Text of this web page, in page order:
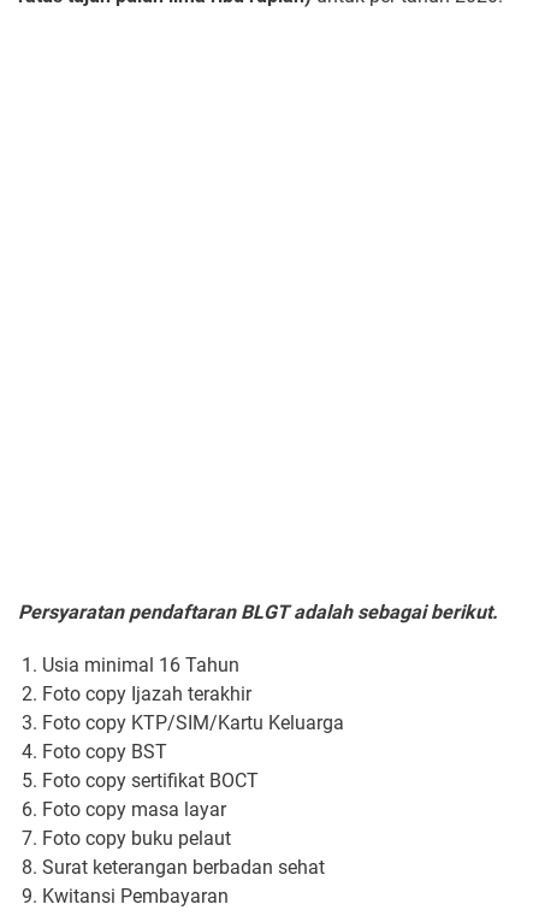
Persyaratan pendaftaran BLGT adalah sebagai berikut.
Usia minimal 16 Tahun
Foto copy Ijazah terakhir
Foto copy KTP/SIM/Kartu Keluarga
Foto copy BST
Foto copy sertifikat BOCT
Foto copy masa layar
Foto copy buku pelaut
Surat keterangan berbadan sehat
Kwitansi Pembayaran